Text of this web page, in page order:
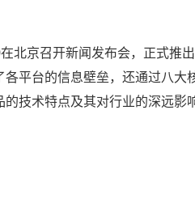
北京召开新闻发布会，正式推
各平台的信息壁垒，还通过八
技术特点及其对行业的深远影